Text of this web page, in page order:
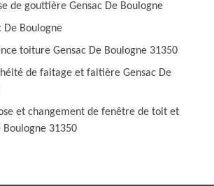
de gouttière Gensac De Boulogne
De Boulogne
toiture Gensac De Boulogne 31350
de faitage et faitière Gensac De
et changement de fenêtre de toit et
Boulogne 31350